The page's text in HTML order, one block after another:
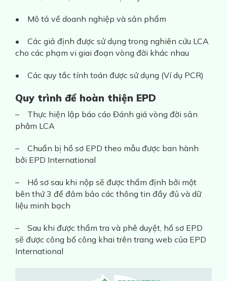
• Mô tả về doanh nghiệp và sản phẩm
• Các giả định được sử dụng trong nghiên cứu LCA
cho các phạm vi giai đoạn vòng đời khác nhau
• Các quy tắc tính toán được sử dụng (Ví dụ PCR)
Quy trình để hoàn thiện EPD
– Thực hiện lập báo cáo Đánh giá vòng đời sản
phâm LCA
– Chuẩn bị hồ sơ EPD theo mẫu được ban hành
bởi EPD International
– Hồ sơ sau khi nộp sẽ được thẩm định bởi một
bên thứ 3 để đảm bảo các thông tin đầy đủ và dữ
liệu minh bạch
– Sau khi được thẩm tra và phê duyệt, hồ sơ EPD
sẽ được công bố công khai trên trang web của EPD
International